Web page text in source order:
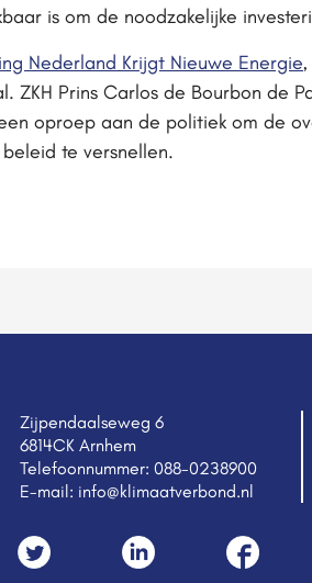
is om de noodzakelijke
Nederland Krijgt Nieuwe Energie
Prins Carlos de Bourbon de
oproep aan de politiek om de
te versnellen.
Zijpendaalseweg 6
6814CK Arnhem
Telefoonnummer: 088-0238900
E-mail: info@klimaatverbond.nl